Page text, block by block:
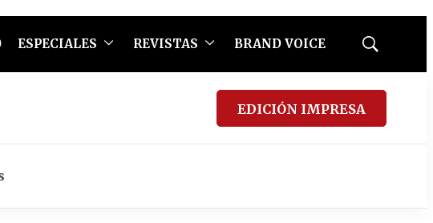
ESPECIALES REVISTAS BRAND VOICE
Mostrar
EDICIÓN IMPRESA